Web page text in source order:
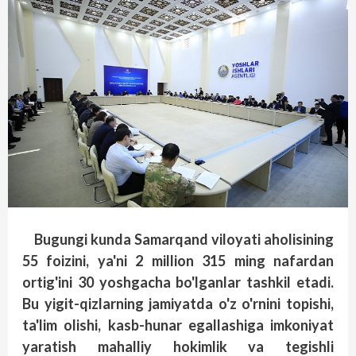
Bugungi kunda Samarqand viloyati aholisining
55 foizini, ya'ni 2 million 315 ming nafardan
ortig'ini 30 yoshgacha bo'lganlar tashkil etadi.
Bu yigit-qizlarning jamiyatda o'z o'rnini topishi,
ta'lim olishi, kasb-hunar egallashiga imkoniyat
yaratish mahalliy hokimlik va tegishli